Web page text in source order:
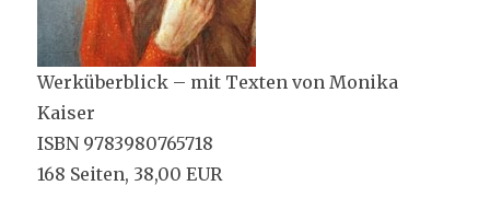
Werküberblick – mit Texten von Monika
Kaiser
ISBN 9783980765718
168 Seiten, 38,00 EUR